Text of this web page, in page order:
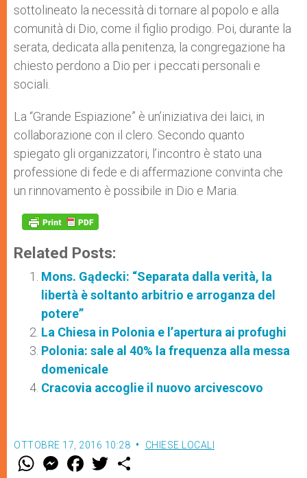
sottolineato la necessità di tornare al popolo e alla
comunità di Dio, come il figlio prodigo. Poi, durante la
serata, dedicata alla penitenza, la congregazione ha
chiesto perdono a Dio per i peccati personali e
sociali.
La “Grande Espiazione” è un’iniziativa dei laici, in
collaborazione con il clero. Secondo quanto
spiegato gli organizzatori, l’incontro è stato una
professione di fede e di affermazione convinta che
un rinnovamento è possibile in Dio e Maria.
Related Posts:
Mons. Gądecki: “Separata dalla verità, la
libertà è soltanto arbitrio e arroganza del
potere”
La Chiesa in Polonia e l’apertura ai profughi
Polonia: sale al 40% la frequenza alla messa
domenicale
Cracovia accoglie il nuovo arcivescovo
OTTOBRE 17, 2016 10:28 CHIESE LOCALI
W M
e
F
a w